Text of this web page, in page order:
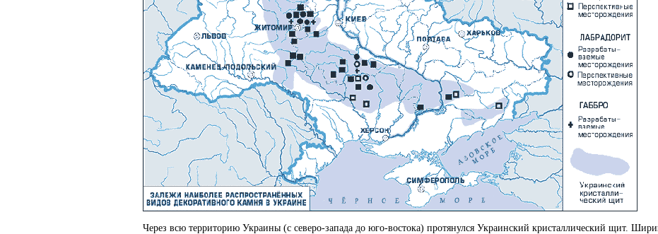
Через всю территорию Украины (с северо-запада до юго-востока) протянулся Украинский кристаллический щит.